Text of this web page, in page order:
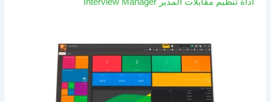
اداة تنظيم مقابلات المدير Interview Manager